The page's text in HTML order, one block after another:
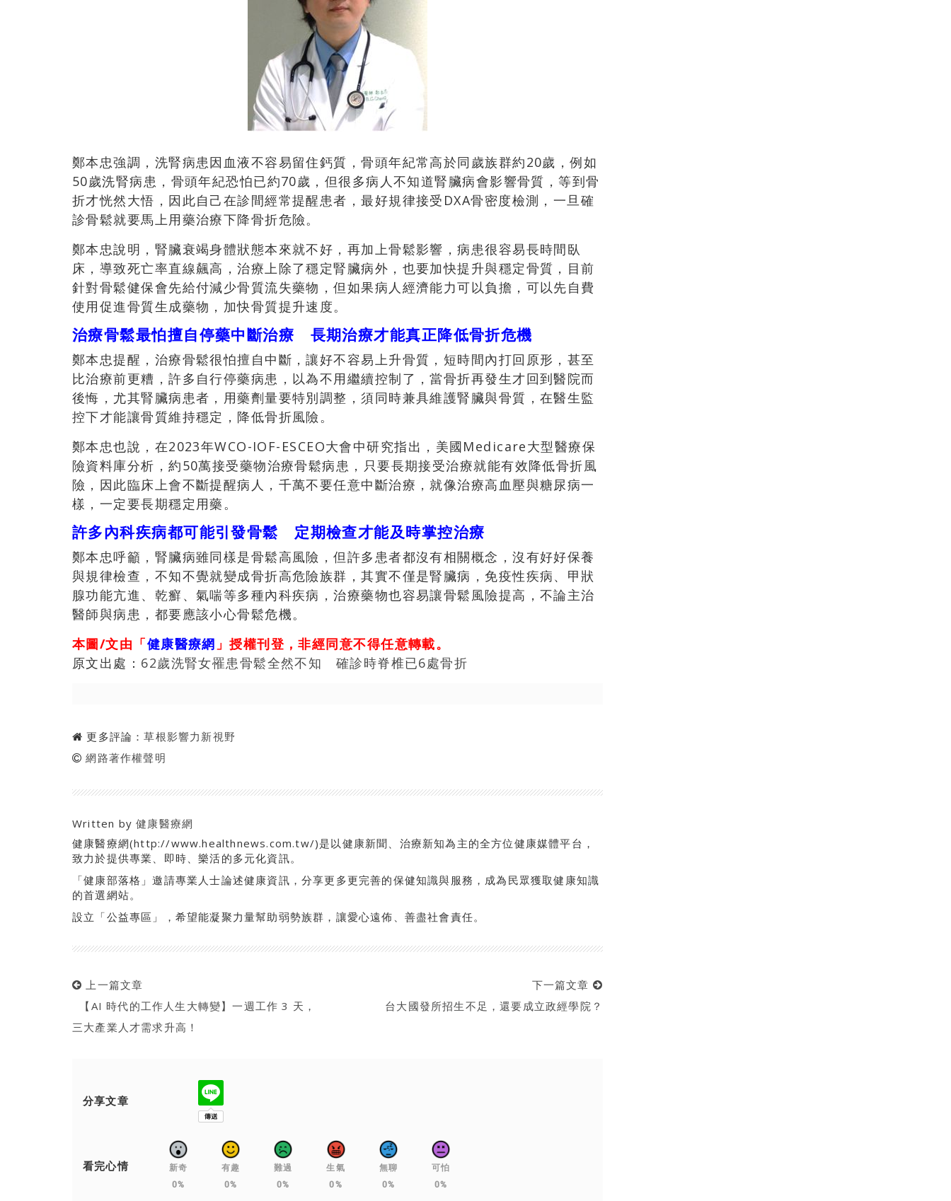
鄭本忠強調，洗腎病患因血液不容易留住鈣質，骨頭年紀常高於同歲族群約20歲，例如
50歲洗腎病患，骨頭年紀恐怕已約70歲，但很多病人不知道腎臟病會影響骨質，等到骨
折才恍然大悟，因此自己在診間經常提醒患者，最好規律接受DXA骨密度檢測，一旦確
診骨鬆就要馬上用藥治療下降骨折危險。
鄭本忠說明，腎臟衰竭身體狀態本來就不好，再加上骨鬆影響，病患很容易長時間臥
床，導致死亡率直線飆高，治療上除了穩定腎臟病外，也要加快提升與穩定骨質，目前
針對骨鬆健保會先給付減少骨質流失藥物，但如果病人經濟能力可以負擔，可以先自費
使用促進骨質生成藥物，加快骨質提升速度。
治療骨鬆最怕擅自停藥中斷治療 長期治療才能真正降低骨折危機
鄭本忠提醒，治療骨鬆很怕擅自中斷，讓好不容易上升骨質，短時間內打回原形，甚至
比治療前更糟，許多自行停藥病患，以為不用繼續控制了，當骨折再發生才回到醫院而
後悔，尤其腎臟病患者，用藥劑量要特別調整，須同時兼具維護腎臟與骨質，在醫生監
控下才能讓骨質維持穩定，降低骨折風險。
鄭本忠也說，在2023年WCO-IOF-ESCEO大會中研究指出，美國Medicare大型醫療保
險資料庫分析，約50萬接受藥物治療骨鬆病患，只要長期接受治療就能有效降低骨折風
險，因此臨床上會不斷提醒病人，千萬不要任意中斷治療，就像治療高血壓與糖尿病一
樣，一定要長期穩定用藥。
許多內科疾病都可能引發骨鬆 定期檢查才能及時掌控治療
鄭本忠呼籲，腎臟病雖同樣是骨鬆高風險，但許多患者都沒有相關概念，沒有好好保養
與規律檢查，不知不覺就變成骨折高危險族群，其實不僅是腎臟病，免疫性疾病、甲狀
腺功能亢進、乾癬、氣喘等多種內科疾病，治療藥物也容易讓骨鬆風險提高，不論主治
醫師與病患，都要應該小心骨鬆危機。
本圖/文由「健康醫療網 」授權刊登，非經同意不得任意轉載。
原文出處： 62歲洗腎女罹患骨鬆全然不知 確診時脊椎已6處骨折
更多評論：草根影響力新視野
網路著作權聲明
Written by健康醫療網
健康醫療網(http://www.healthnews.com.tw/)是以健康新聞、治療新知為主的全方位健康媒體平台，
致力於提供專業、即時、樂活的多元化資訊。
「健康部落格」邀請專業人士論述健康資訊，分享更多更完善的保健知識與服務，成為民眾獲取健康知識
的首選網站。
設立「公益專區」，希望能凝聚力量幫助弱勢族群，讓愛心遠佈、善盡社會責任。
上一篇文章
【AI 時代的工作人生大轉變】一週工作 3 天，
三大產業人才需求升高！
下一篇文章
台大國發所招生不足，還要成立政經學院？
分享文章
看完心情
新奇
0%
有趣
0%
難過
0%
生氣
0%
無聊
0%
可怕
0%